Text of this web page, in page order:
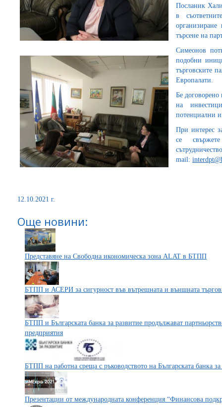
Посланик
в
търсене на
Симеонов
подобни
търговските
Европалати.
Бе договорено
на
потенциални
При интерес
се
mail:
12.10.2021 г.
Още новини:
Представяне на Свободна икономическа зона ALAT в БТПП
БТПП и АСЕРИ за сигурност във вътрешната и външната
БТПП и Българската банка за развитие продължават
предприятия
БТПП на работна среща с ръководството на Българската банка за
Презентации от международната конференция “Финансова